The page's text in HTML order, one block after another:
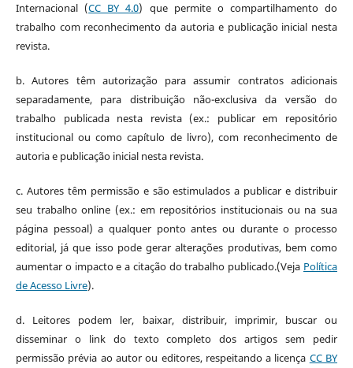
Internacional(CC BY 4.0) que permite o compartilhamento do
trabalho com reconhecimento da autoria e publicação inicial nesta
revista.
b.Autores têm autorização para assumir contratos adicionais
separadamente, para distribuição não-exclusiva da versão do
trabalho publicada nesta revista (ex.: publicar em repositório
institucional ou como capítulo de livro), com reconhecimento de
autoria e publicação inicial nesta revista.
c. Autores têm permissão e são estimulados a publicar e distribuir
seu trabalho online (ex.: em repositórios institucionais ou na sua
página pessoal) a qualquer ponto antes ou durante o processo
editorial, já que isso pode gerar alterações produtivas, bem como
aumentar o impacto e a citação do trabalho publicado.(Veja Política
de Acesso Livre).
d. Leitores podem ler, baixar, distribuir, imprimir, buscar ou
disseminar o link do texto completo dos artigos sem pedir
permissão prévia ao autor ou editores, respeitando a licença CC BY